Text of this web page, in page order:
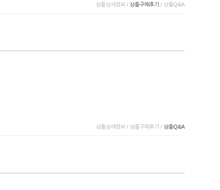
상품상세정보 / 상품구매후기 / 상품Q&A
상품상세정보 / 상품구매후기 / 상품Q&A